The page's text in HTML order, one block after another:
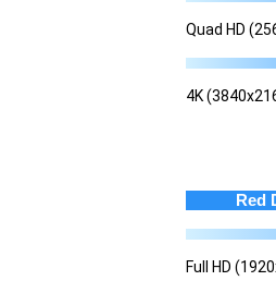
Quad HD
4K
Red
Full HD